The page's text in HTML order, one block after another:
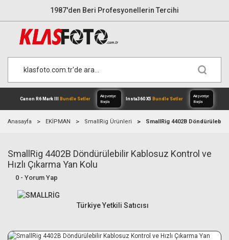
1987'den Beri Profesyonellerin Tercihi
Canon R6 Mark III
Anasayfa EKİPMAN SmallRig Ürünleri SmallRig 4402B
SmallRig 4402B Döndürülebilir Kablosuz Kontrol ve
Hızlı Çıkarma Yan Kolu
0 - Yorum Yap
Türkiye Yetkili Satıcısı